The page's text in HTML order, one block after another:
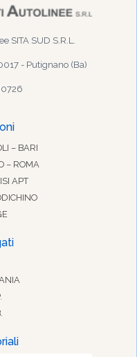
SITA SUD S.R.L.
- Putignano (Ba)
– BARI
– ROMA
APT